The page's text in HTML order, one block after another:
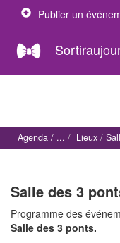
Publier un
Agenda Lieux
Salle des 3
Programme des
Salle des 3 ponts.